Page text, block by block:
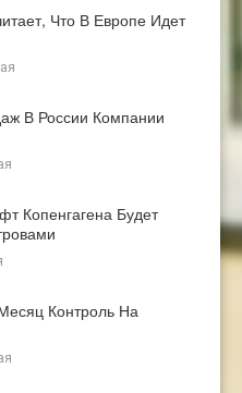
Что В Европе Идет
В России Компании
Копенгагена Будет
Контроль На